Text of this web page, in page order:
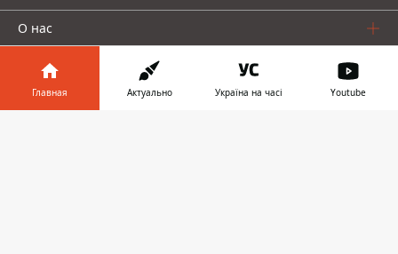
О нас
Главная Актуально Україна на часі Youtube